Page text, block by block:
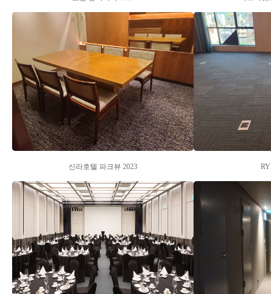
신라호텔 파크뷰 2023